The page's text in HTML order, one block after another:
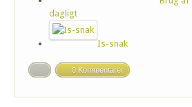
dagligt
Is-snak
0 Kommentarer